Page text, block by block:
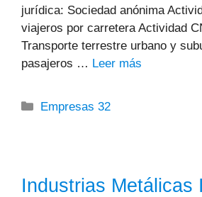
jurídica: Sociedad anónima
viajeros por carretera Actividad
Transporte terrestre urbano y
pasajeros … Leer más
Categorías
Empresas 32
Industrias Metálicas